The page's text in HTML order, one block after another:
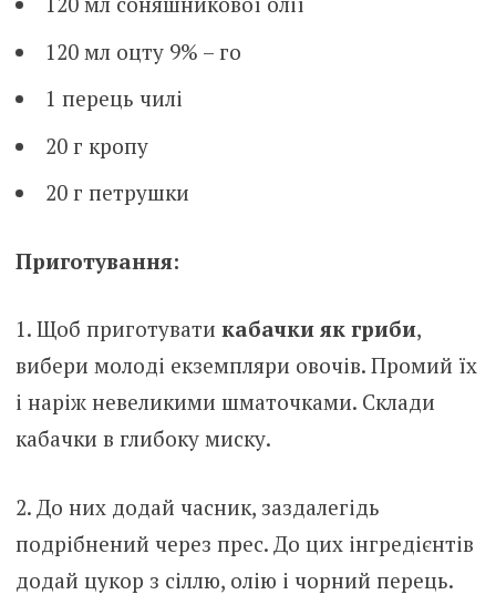
120 мл оцту 9% – го
1 перець чилі
20 г кропу
20 г петрушки
Приготування:
1. Щоб приготувати кабачки як гриби,
вибери молоді екземпляри овочів. Промий їх
і наріж невеликими шматочками. Склади
кабачки в глибоку миску.
2. До них додай часник, заздалегідь
подрібнений через прес. До цих інгредієнтів
додай цукор з сіллю, олію і чорний перець.